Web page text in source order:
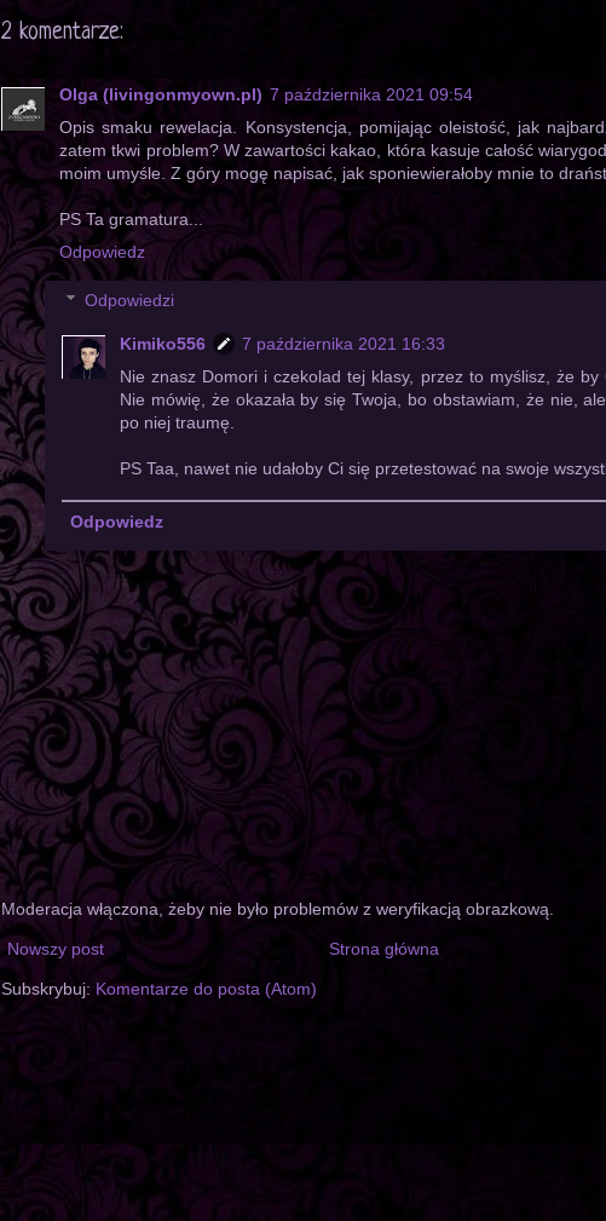
2 komentarze:
Olga (livingonmyown.pl) 7 października 2021 09:54
Opis smaku rewelacja. Konsystencja, pomijając oleistość, jak
zatem tkwi problem? W zawartości kakao, która kasuje całość
moim umyśle. Z góry mogę napisać, jak sponiewierałoby mnie to
PS Ta gramatura...
Odpowiedz
Odpowiedzi
Kimiko556
7 października 2021 16:33
Nie znasz Domori i czekolad tej klasy, przez to myślisz, że by
Nie mówię, że okazała by się Twoja, bo obstawiam, że nie,
po niej traumę.
PS Taa, nawet nie udałoby Ci się przetestować na swoje
Odpowiedz
Moderacja włączona, żeby nie było problemów z weryfikacją obrazkową.
Nowszy post Strona główna
Subskrybuj: Komentarze do posta (Atom)